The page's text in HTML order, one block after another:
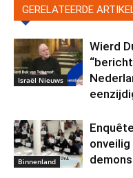
GERELATEERDE
Israël Nieuws
Wierd
Binnenland